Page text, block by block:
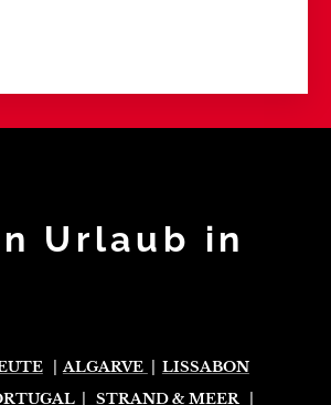
Urlaub in
ALGARVE
LISSABON
STRAND & MEER